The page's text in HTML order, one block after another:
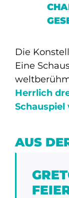
Die
Eine
Herrlich
Schauspiel
AUS